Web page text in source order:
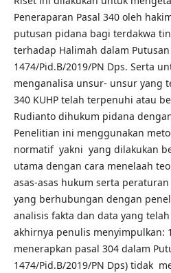
Peneraparan Pasal 340 oleh
putusan pidana bagi terdakwa
terhadap Halimah dalam
1474/Pid.B/2019/PN Dps. Serta
menganalisa unsur- unsur yang
340 KUHP telah terpenuhi atau
Rudianto dihukum pidana
Penelitian ini menggunakan
normatif yakni yang dilakukan
utama dengan cara menelaah
asas-asas hukum serta
yang berhubungan dengan
analisis fakta dan data yang
akhirnya penulis menyimpulkan:
menerapkan pasal 304 dalam
1474/Pid.B/2019/PN Dps) tidak